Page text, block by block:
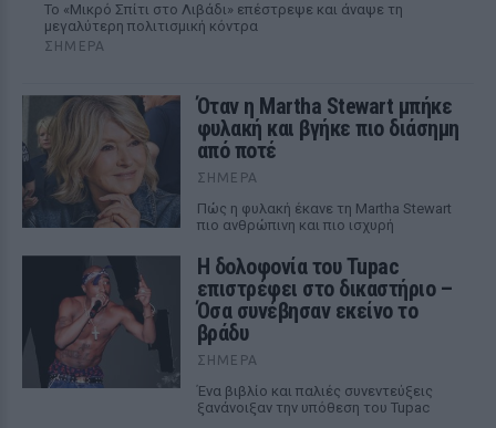
Το «Μικρό Σπίτι στο Λιβάδι» επέστρεψε και άναψε τη
μεγαλύτερη πολιτισμική κόντρα
ΣΉΜΕΡΑ
Όταν η Martha Stewart μπήκε
φυλακή και βγήκε πιο διάσημη
από ποτέ
ΣΉΜΕΡΑ
Πώς η φυλακή έκανε τη Martha Stewart
πιο ανθρώπινη και πιο ισχυρή
Η δολοφονία του Tupac
επιστρέφει στο δικαστήριο –
Όσα συνέβησαν εκείνο το
βράδυ
ΣΉΜΕΡΑ
Ένα βιβλίο και παλιές συνεντεύξεις
ξανάνοιξαν την υπόθεση του Tupac